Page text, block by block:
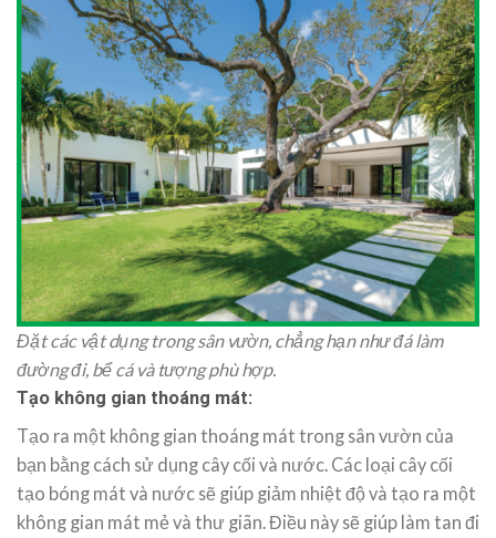
Đặt các vật dụng trong sân vườn, chẳng hạn như đá làm
đường đi, bể cá và tượng phù hợp.
Tạo không gian thoáng mát:
Tạo ra một không gian thoáng mát trong sân vườn của
bạn bằng cách sử dụng cây cối và nước. Các loại cây cối
tạo bóng mát và nước sẽ giúp giảm nhiệt độ và tạo ra một
không gian mát mẻ và thư giãn. Điều này sẽ giúp làm tan đi